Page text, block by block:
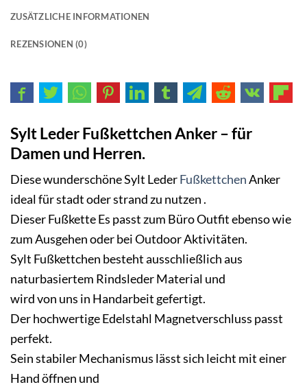
ZUSÄTZLICHE INFORMATIONEN
REZENSIONEN (0)
Sylt Leder Fußkettchen Anker – für
Damen und Herren.
Diese wunderschöne Sylt LederFußkettchenAnker
ideal für stadt oder strand zu nutzen .
Dieser Fußkette Es passt zum Büro Outfit ebenso wie
zum Ausgehen oder bei Outdoor Aktivitäten.
Sylt Fußkettchen besteht ausschließlich aus
naturbasiertem Rindsleder Material und
wird von uns in Handarbeit gefertigt.
Der hochwertige Edelstahl Magnetverschluss passt
perfekt.
Sein stabiler Mechanismus lässt sich leicht mit einer
Hand öffnen und